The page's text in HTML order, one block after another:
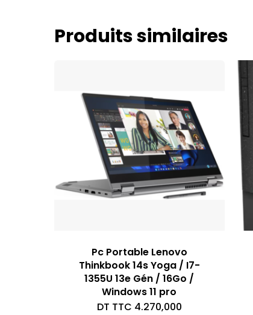
Produits similaires
Pc Portable Lenovo
Thinkbook 14s Yoga / I7-
1355U 13e Gén / 16Go /
Windows 11 pro
DT TTC 4.270,000